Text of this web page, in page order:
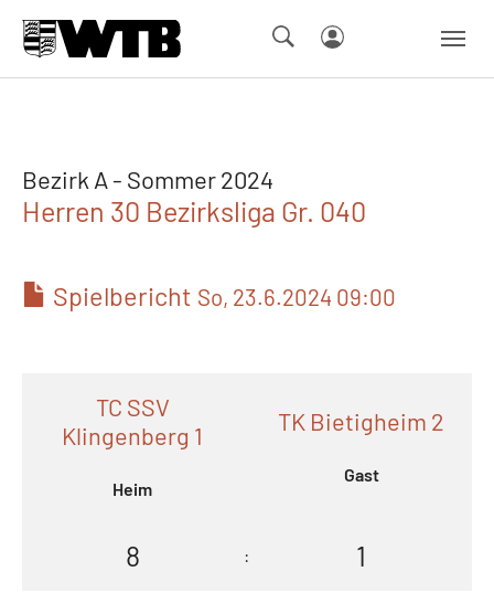
Bezirk A - Sommer 2024
Herren 30 Bezirksliga Gr. 040
Spielbericht So, 23.6.2024 09:00
TC SSV
Klingenberg 1
Heim
TK Bietigheim 2
Gast
8 : 1